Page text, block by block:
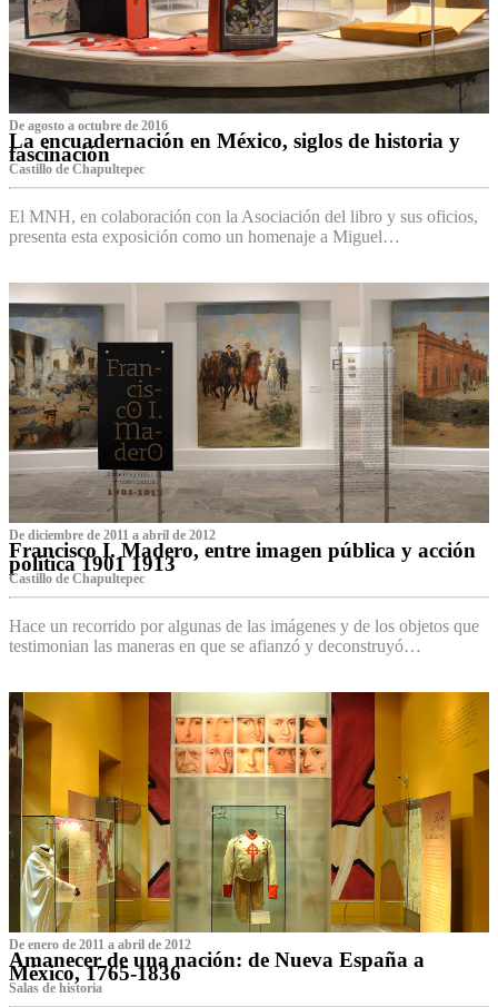
De agosto a octubre de 2016
La encuadernación en México, siglos de historia y
fascinación
Castillo de Chapultepec
El MNH, en colaboración con la Asociación del libro y sus oficios,
presenta esta exposición como un homenaje a Miguel…
De diciembre de 2011 a abril de 2012
Francisco I. Madero, entre imagen pública y acción
política 1901 1913
Castillo de Chapultepec
Hace un recorrido por algunas de las imágenes y de los objetos que
testimonian las maneras en que se afianzó y deconstruyó…
De enero de 2011 a abril de 2012
Amanecer de una nación: de Nueva España a
México, 1765-1836
Salas de historia